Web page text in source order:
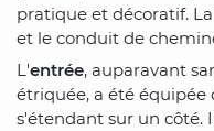
pratique et décoratif.
et le conduit de
L'entrée, auparavant
étriquée, a été
s'étendant sur un côté.